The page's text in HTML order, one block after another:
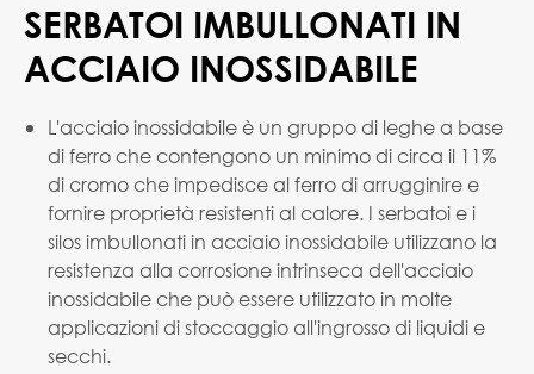
SERBATOI IMBULLONATI IN
ACCIAIO INOSSIDABILE
L'acciaio inossidabile è un gruppo di leghe a base
di ferro che contengono un minimo di circa il 11%
di cromo che impedisce al ferro di arrugginire e
fornire proprietà resistenti al calore. I serbatoi e i
silos imbullonati in acciaio inossidabile utilizzano la
resistenza alla corrosione intrinseca dell'acciaio
inossidabile che può essere utilizzato in molte
applicazioni di stoccaggio all'ingrosso di liquidi e
secchi.